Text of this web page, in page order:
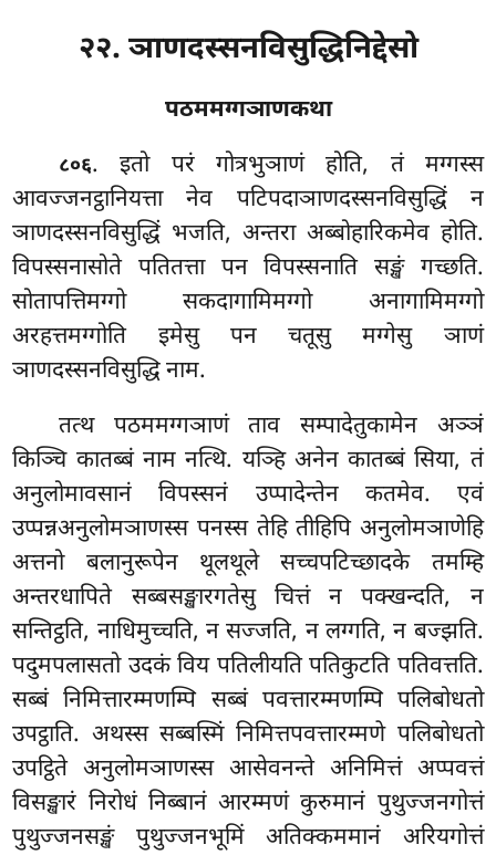
२२. ञाणदस्सनविसुद्धिनिद्देसो
पठममग्गञाणकथा
८०६. इतो परं गोत्रभुञाणं होति, तं मग्गस्स
आवज्जनट्ठानियत्ता नेव पटिपदाञाणदस्सनविसुद्धिं न
ञाणदस्सनविसुद्धिं भजति, अन्तरा अब्बोहारिकमेव होति.
विपस्सनासोते पतितत्ता पन विपस्सनाति सङ्खं गच्छति.
सोतापत्तिमग्गो सकदागामिमग्गो अनागामिमग्गो
अरहत्तमग्गोति इमेसु पन चतूसु मग्गेसु ञाणं
ञाणदस्सनविसुद्धि नाम.
तत्थ पठममग्गञाणं ताव सम्पादेतुकामेन अञ्ञं
किञ्चि कातब्बं नाम नत्थि. यञ्हि अनेन कातब्बं सिया, तं
अनुलोमावसानं विपस्सनं उप्पादेन्तेन कतमेव. एवं
उप्पन्नअनुलोमञाणस्स पनस्स तेहि तीहिपि अनुलोमञाणेहि
अत्तनो बलानुरूपेन थूलथूले सच्चपटिच्छादके तमम्हि
अन्तरधापिते सब्बसङ्खारगतेसु चित्तं न पक्खन्दति, न
सन्तिट्ठति, नाधिमुच्चति, न सज्जति, न लग्गति, न बज्झति.
पदुमपलासतो उदकं विय पतिलीयति पतिकुटति पतिवत्तति.
सब्बं निमित्तारम्मणम्पि सब्बं पवत्तारम्मणम्पि पलिबोधतो
उपट्ठाति. अथस्स सब्बस्मिं निमित्तपवत्तारम्मणे पलिबोधतो
उपट्ठिते अनुलोमञाणस्स आसेवनन्ते अनिमित्तं अप्पवत्तं
विसङ्खारं निरोधं निब्बानं आरम्मणं कुरुमानं पुथुज्जनगोत्तं
पुथुज्जनसङ्खं पुथुज्जनभूमिं अतिक्कममानं अरियगोत्तं